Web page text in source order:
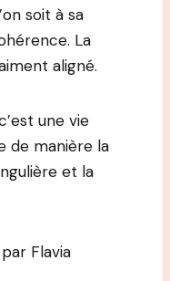
soit à sa
La
aligné.
une vie
de manière la
et la
Flavia